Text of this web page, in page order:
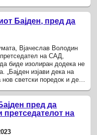
Бајден, пред да
Вјачеслав Володин
претседател на САД,
биде изолиран додека не
„Бајден изјави дека на
светски поредок и дека
пред да
претседателот на